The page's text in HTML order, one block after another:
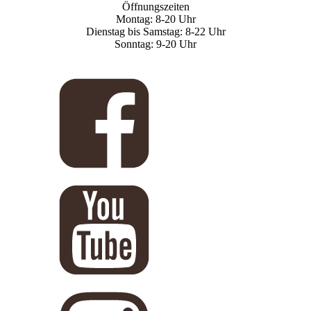
Öffnungszeiten
Montag: 8-20 Uhr
Dienstag bis Samstag: 8-22 Uhr
Sonntag: 9-20 Uhr